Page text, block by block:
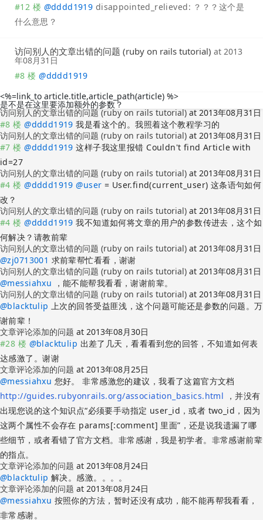
#12 楼 @dddd1919 disappointed_relieved: ？？？这个是
什么意思？
访问别人的文章出错的问题 (ruby on rails tutorial) at 2013
年08月31日
#8 楼 @dddd1919
<%=link_to article.title,article_path(article) %>
是不是在这里要添加额外的参数？
访问别人的文章出错的问题 (ruby on rails tutorial) at 2013年08月31日
#8 楼 @dddd1919 我是看这个的。我照着这个教程学习的
访问别人的文章出错的问题 (ruby on rails tutorial) at 2013年08月31日
#7 楼 @dddd1919 这样子我这里报错 Couldn't find Article with
id=27
访问别人的文章出错的问题 (ruby on rails tutorial) at 2013年08月31日
#4 楼 @dddd1919 @user = User.find(current_user) 这条语句如何
改？
访问别人的文章出错的问题 (ruby on rails tutorial) at 2013年08月31日
#4 楼 @dddd1919 我不知道如何将文章的用户的参数传进去，这个如
何解决？请教前辈
访问别人的文章出错的问题 (ruby on rails tutorial) at 2013年08月31日
@zj0713001 求前辈帮忙看看，谢谢
访问别人的文章出错的问题 (ruby on rails tutorial) at 2013年08月31日
@messiahxu ，能不能帮我看看，谢谢前辈。
访问别人的文章出错的问题 (ruby on rails tutorial) at 2013年08月31日
@blacktulip 上次的回答受益匪浅，这个问题可能还是参数的问题。万
谢前辈！
文章评论添加的问题 at 2013年08月30日
#28 楼 @blacktulip 出差了几天，看看看到您的回答，不知道如何表
达感激了。谢谢
文章评论添加的问题 at 2013年08月25日
@messiahxu 您好。 非常感激您的建议，我看了这篇官方文档
http://guides.rubyonrails.org/association_basics.html ，并没有
出现您说的这个知识点“必须要手动指定 user_id，或者 two_id，因为
这两个属性不会存在 params[:comment] 里面”，还是说我遗漏了哪
些细节，或者看错了官方文档。非常感谢，我是初学者。非常感谢前辈
的指点。
文章评论添加的问题 at 2013年08月24日
@blacktulip 解决。感激。。。。
文章评论添加的问题 at 2013年08月24日
@messiahxu 按照你的方法，暂时还没有成功，能不能再帮我看看，
非常感谢。